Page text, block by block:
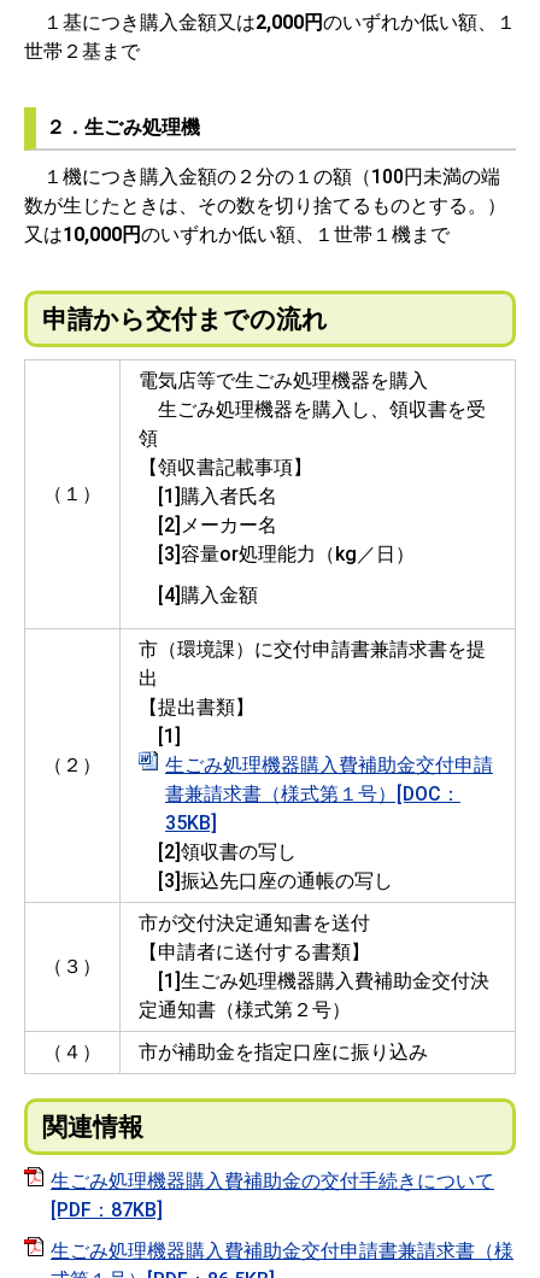
１基につき購入金額又は2,000円のいずれか低い額、１
世帯２基まで
２．生ごみ処理機
１機につき購入金額の２分の１の額（100円未満の端
数が生じたときは、その数を切り捨てるものとする。）
又は10,000円のいずれか低い額、１世帯１機まで
申請から交付までの流れ
（１）
電気店等で生ごみ処理機器を購入
生ごみ処理機器を購入し、領収書を受
領
【領収書記載事項】
[1]購入者氏名
[2]メーカー名
[3]容量or処理能力（kg／日）
[4]購入金額
（２）
市（環境課）に交付申請書兼請求書を提
出
【提出書類】
[1]
生ごみ処理機器購入費補助金交付申請
書兼請求書（様式第１号）[DOC：
35KB]
[2]領収書の写し
[3]振込先口座の通帳の写し
（３）
市が交付決定通知書を送付
【申請者に送付する書類】
[1]生ごみ処理機器購入費補助金交付決
定通知書（様式第２号）
（４）
市が補助金を指定口座に振り込み
関連情報
生ごみ処理機器購入費補助金の交付手続きについて
[PDF：87KB]
生ごみ処理機器購入費補助金交付申請書兼請求書（様